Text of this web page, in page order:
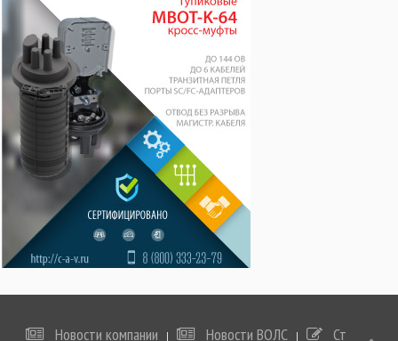
Новости компании Новости ВОЛС Статьи